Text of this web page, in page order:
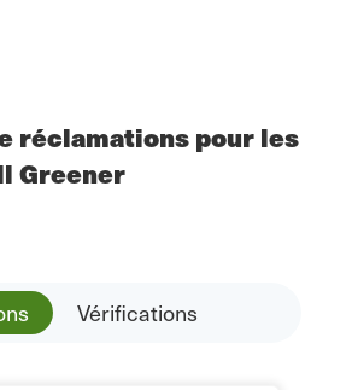
réclamations pour les
Greener
Vérifications